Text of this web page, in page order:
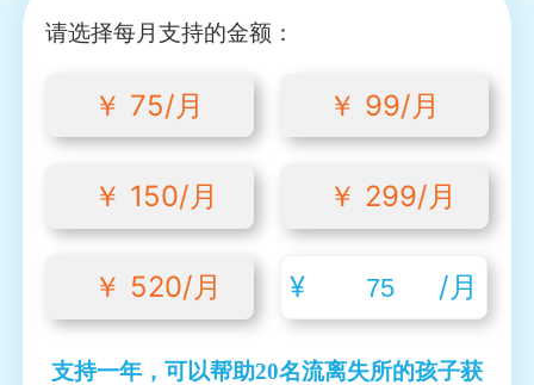
请选择每月支持的金额：
￥ 75/月 ￥ 99/月
￥ 150/月 ￥ 299/月
￥ 520/月 ¥ /月
支持一年，可以帮助20名流离失所的孩子获